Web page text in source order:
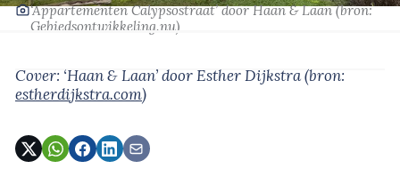
‘Appartementen Calypsostraat’door Haan & Laan(bron:
Gebiedsontwikkeling.nu)
Cover: ‘Haan & Laan’door Esther Dijkstra(bron:
estherdijkstra.com)